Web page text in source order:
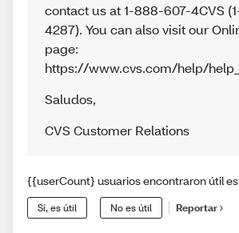
contact us at 1-888-607-4CVS
4287). You can also visit our
page:
https://www.cvs.com/help/
Saludos,
CVS Customer Relations
{{userCount} usuarios encontraron útil
Sí, es útil No es útil Reportar